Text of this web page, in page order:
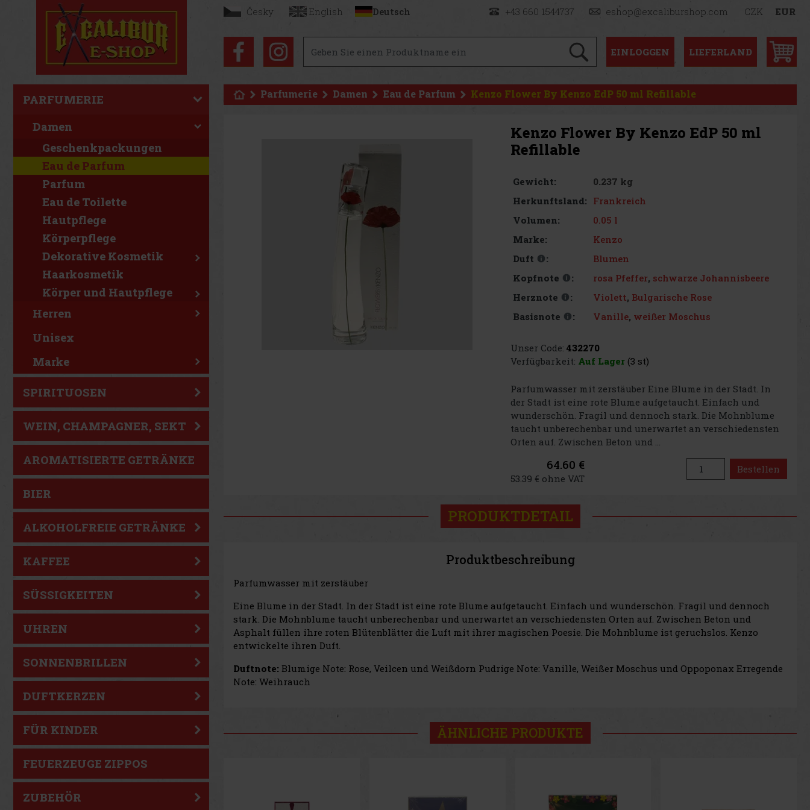
Česky English Deutsch +43 660 1544737 eshop@excaliburshop.com CZK EUR
EINLOGGEN LIEFERLAND
PARFUMERIE
Damen
Geschenkpackungen
Eau de Parfum
Parfum
Eau de Toilette
Hautpflege
Körperpflege
Dekorative Kosmetik
Haarkosmetik
Körper und Hautpflege
Herren
Unisex
Marke
SPIRITUOSEN
WEIN, CHAMPAGNER, SEKT
AROMATISIERTE GETRÄNKE
BIER
ALKOHOLFREIE GETRÄNKE
KAFFEE
SÜSSIGKEITEN
UHREN
SONNENBRILLEN
DUFTKERZEN
FÜR KINDER
FEUERZEUGE ZIPPOS
ZUBEHÖR
Parfumerie Damen Eau de Parfum Kenzo Flower By Kenzo EdP 50 ml Refillable
Kenzo Flower By Kenzo EdP 50 ml
Refillable
Gewicht:
0.237 kg
Herkunftsland: Frankreich
Volumen:
0.05 l
Marke:
Kenzo
Duft
:
Blumen
Kopfnote
: rosa Pfeffer, schwarze Johannisbeere
Herznote
: Violett, Bulgarische Rose
Basisnote
: Vanille, weißer Moschus
Unser Code: 432270
Verfügbarkeit: Auf Lager(3 st)
Parfumwasser mit zerstäuber Eine Blume in der Stadt. In
der Stadt ist eine rote Blume aufgetaucht. Einfach und
wunderschön. Fragil und dennoch stark. Die Mohnblume
taucht unberechenbar und unerwartet an verschiedensten
Orten auf. Zwischen Beton und ...
64.60 €
53.39 € ohne VAT
Bestellen
PRODUKTDETAIL
Produktbeschreibung
Parfumwasser mit zerstäuber
Eine Blume in der Stadt. In der Stadt ist eine rote Blume aufgetaucht. Einfach und wunderschön. Fragil und dennoch
stark. Die Mohnblume taucht unberechenbar und unerwartet an verschiedensten Orten auf. Zwischen Beton und
Asphalt füllen ihre roten Blütenblätter die Luft mit ihrer magischen Poesie. Die Mohnblume ist geruchslos. Kenzo
entwickelte ihren Duft.
Duftnote: Blumige Note: Rose, Veilcen und Weißdorn Pudrige Note: Vanille, Weißer Moschus und Oppoponax Erregende
Note: Weihrauch
ÄHNLICHE PRODUKTE